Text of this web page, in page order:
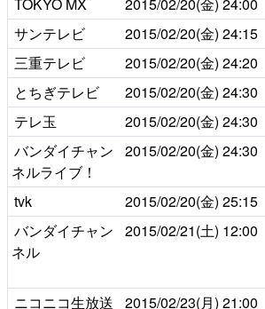
TOKYO MX
2015/02/20(金) 24:00
サンテレビ
2015/02/20(金) 24:15
三重テレビ
2015/02/20(金) 24:20
とちぎテレビ
2015/02/20(金) 24:30
テレ玉
2015/02/20(金) 24:30
バンダイチャン
ネルライブ！
2015/02/20(金) 24:30
tvk 2015/02/20(金) 25:15
バンダイチャン
ネル
2015/02/21(土) 12:00
ニコニコ生放送 2015/02/23(月) 21:00